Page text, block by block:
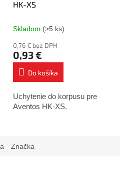
HK-XS
Skladom (>5 ks)
0,76 € bez DPH
0,93 €
Do košíka
Uchytenie do korpusu pre
Aventos HK-XS.
Značka